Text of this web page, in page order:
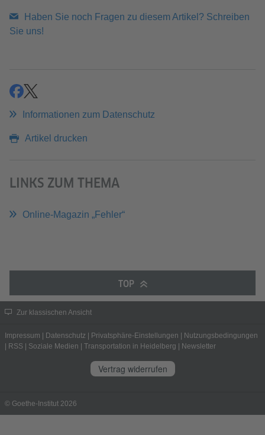
Haben Sie noch Fragen zu diesem Artikel? Schreiben
Sie uns!
teilenteilen
Informationen zum Datenschutz
Artikel drucken
LINKS ZUM THEMA
Online-Magazin „Fehler“
TOP
Zur klassischen Ansicht
Impressum Datenschutz Privatsphäre-Einstellungen
Nutzungsbedingungen
RSS Soziale Medien Transportation in Heidelberg Newsletter
Vertrag widerrufen
© Goethe-Institut 2026